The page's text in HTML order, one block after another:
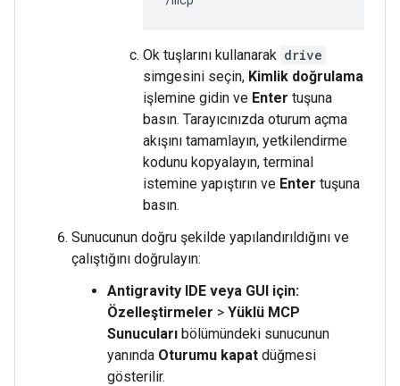
Ok tuşlarını kullanarak drive
simgesini seçin, Kimlik doğrulama
işlemine gidin ve Enter tuşuna
basın. Tarayıcınızda oturum açma
akışını tamamlayın, yetkilendirme
kodunu kopyalayın, terminal
istemine yapıştırın ve Enter tuşuna
basın.
Sunucunun doğru şekilde yapılandırıldığını ve
çalıştığını doğrulayın:
Antigravity IDE veya GUI için:
Özelleştirmeler > Yüklü MCP
Sunucuları bölümündeki sunucunun
yanında Oturumu kapat düğmesi
gösterilir.